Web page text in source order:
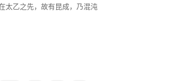
乙之先，故有昆成，乃混沌